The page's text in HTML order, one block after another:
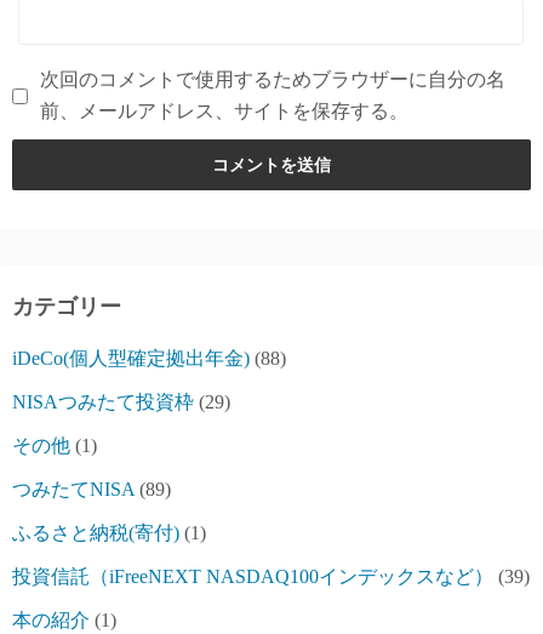
次回のコメントで使用するためブラウザーに自分の名
前、メールアドレス、サイトを保存する。
カテゴリー
iDeCo(個人型確定拠出年金) (88)
NISAつみたて投資枠 (29)
その他 (1)
つみたてNISA (89)
ふるさと納税(寄付) (1)
投資信託（iFreeNEXT NASDAQ100インデックスなど） (39)
本の紹介 (1)